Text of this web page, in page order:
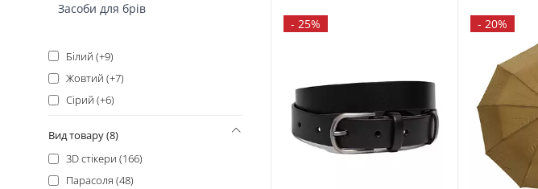
Засоби для брів
Блакитний (+13)
Білий (+9)
Жовтий (+7)
Сірий (+6)
Бордовий (+1)
Прозорий (+1)
Вид товару (8)
3D стікери (166)
Парасоля (48)
- 25% -20%